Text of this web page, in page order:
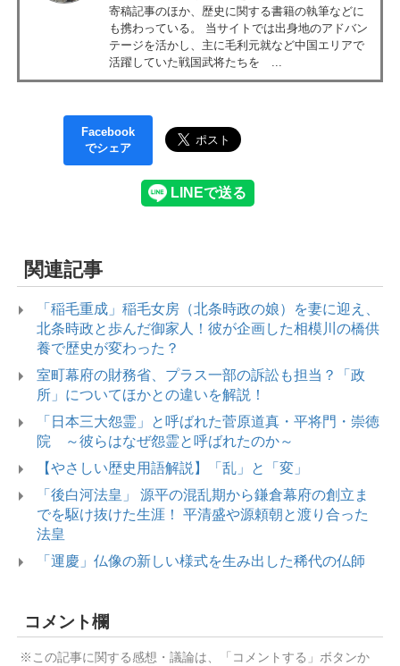
寄稿記事のほか、歴史に関する書籍の執筆などに
も携わっている。 当サイトでは出身地のアドバン
テージを活かし、主に毛利元就など中国エリアで
活躍していた戦国武将たちを ...
Facebook
でシェア
関連記事
「稲毛重成」稲毛女房（北条時政の娘）を妻に迎え、
北条時政と歩んだ御家人！彼が企画した相模川の橋供
養で歴史が変わった？
室町幕府の財務省、プラス一部の訴訟も担当？「政
所」についてほかとの違いを解説！
「日本三大怨霊」と呼ばれた菅原道真・平将門・崇徳
院 ～彼らはなぜ怨霊と呼ばれたのか～
【やさしい歴史用語解説】「乱」と「変」
「後白河法皇」 源平の混乱期から鎌倉幕府の創立ま
でを駆け抜けた生涯！ 平清盛や源頼朝と渡り合った
法皇
「運慶」仏像の新しい様式を生み出した稀代の仏師
コメント欄
※この記事に関する感想・議論は、「コメントする」ボタンか